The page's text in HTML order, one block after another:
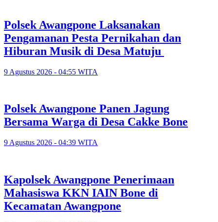
‎Polsek Awangpone Laksanakan
Pengamanan Pesta Pernikahan dan
Hiburan Musik di Desa Matuju ‎
9 Agustus 2026 - 04:55 WITA
Polsek Awangpone Panen Jagung
Bersama Warga di Desa Cakke Bone
9 Agustus 2026 - 04:39 WITA
‎Kapolsek Awangpone Penerimaan
Mahasiswa KKN IAIN Bone di
Kecamatan Awangpone